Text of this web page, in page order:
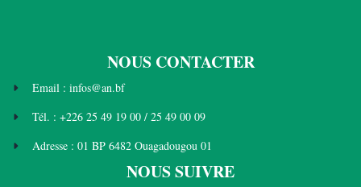
NOUS CONTACTER
Email : infos@an.bf
Tél. : +226 25 49 19 00 / 25 49 00 09
Adresse : 01 BP 6482 Ouagadougou 01
NOUS SUIVRE